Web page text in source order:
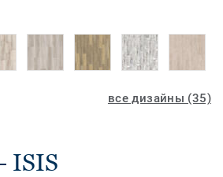
все дизайны (35)
ISIS